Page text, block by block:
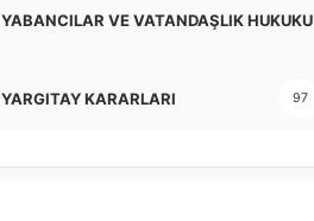
YABANCILAR VE VATANDAŞLIK HUKUKU
YARGITAY KARARLARI 97